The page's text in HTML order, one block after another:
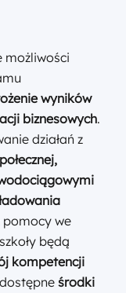
możliwości
wyników
biznesowych.
działań z
pomocy we
będą
kompetencji
środki